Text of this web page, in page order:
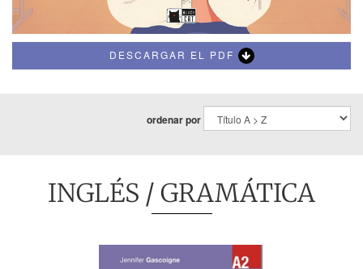
DESCARGAR EL PDF
ordenar por
INGLÉS / GRAMÁTICA